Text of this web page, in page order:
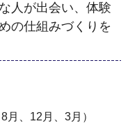
人が出会い、体験
の仕組みづくりを
、12月、3月）